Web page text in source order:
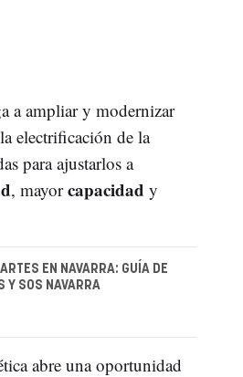
a ampliar y modernizar
electrificación de la
para ajustarlos a
, mayorcapacidad y
EN NAVARRA: GUÍA DE
Y SOS NAVARRA
abre una oportunidad